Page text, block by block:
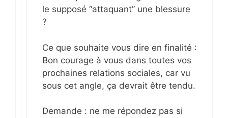
le supposé “attaquant” une blessure
?
Ce que souhaite vous dire en finalité :
Bon courage à vous dans toutes vos
prochaines relations sociales, car vu
sous cet angle, ça devrait être tendu.
Demande : ne me répondez pas si